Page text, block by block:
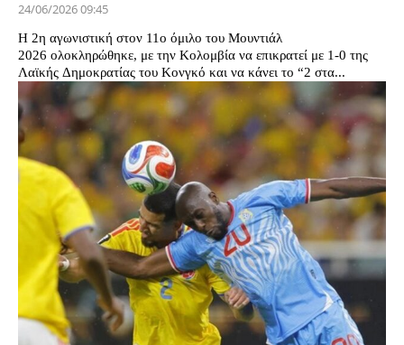
24/06/2026 09:45
Η 2η αγωνιστική στον 11ο όμιλο του Μουντιάλ
2026 ολοκληρώθηκε, με την Κολομβία να επικρατεί με 1-0 της
Λαϊκής Δημοκρατίας του Κονγκό και να κάνει το “2 στα...